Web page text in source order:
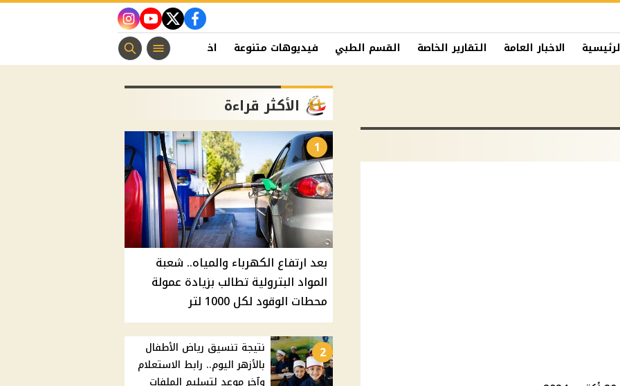
facebook
twitter
youtube
instagram
الاخبار العامة التقارير الخاصة القسم الطبي فيديوهات متنوعة اخبار الفن منوعات مسيحية
الأكثر قراءة
1
بعد ارتفاع الكهرباء والمياه.. شعبة
المواد البترولية تطالب بزيادة عمولة
محطات الوقود لكل 1000 لتر
2
نتيجة تنسيق رياض الأطفال
بالأزهر اليوم.. رابط الاستعلام